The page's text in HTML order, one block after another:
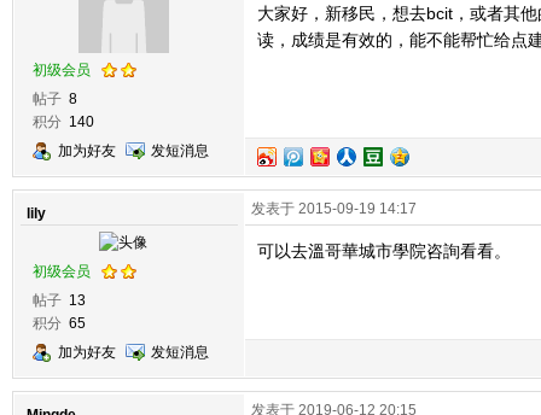
初级会员
帖子 8
积分 140
加为好友
发短消息
大家好，新移民，想去bcit，或者其
读，成绩是有效的，能不能帮忙给点
lily
初级会员
帖子 13
积分 65
加为好友
发短消息
发表于 2015-09-19 14:17
可以去溫哥華城市學院咨詢看看。
发表于 2019-06-12 20:15